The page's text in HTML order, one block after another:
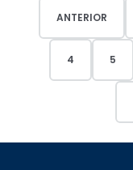
ANTERIOR
4 5